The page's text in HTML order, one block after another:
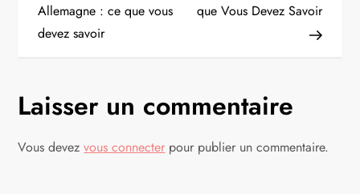
v
g
a
Allemagne : ce que vous
devez savoir
que Vous Devez Savoir
Laisser un commentaire
Vous devezvous connecter pour publier un commentaire.